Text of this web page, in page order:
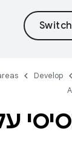
Develop